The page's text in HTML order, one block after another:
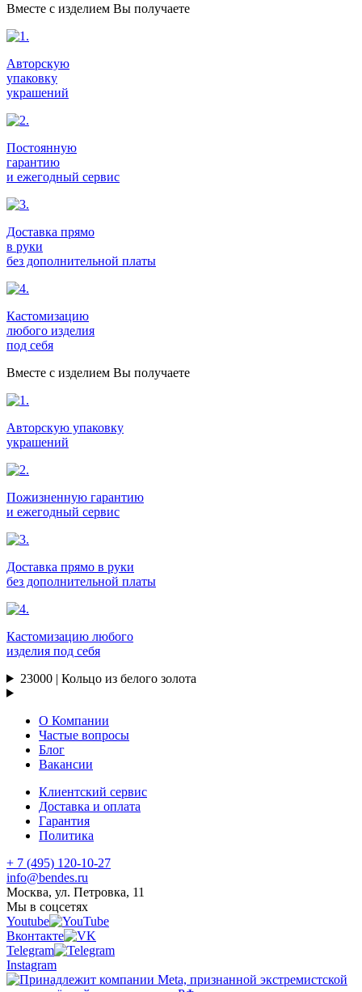
Вместе с изделием Вы получаете
Авторскую
упаковку
украшений
Постоянную
гарантию
и ежегодный сервис
Доставка прямо
в руки
без дополнительной платы
Кастомизацию
любого изделия
под себя
Вместе с изделием Вы получаете
Авторскую упаковку
украшений
Пожизненную гарантию
и ежегодный сервис
Доставка прямо в руки
без дополнительной платы
Кастомизацию любого
изделия под себя
23000 | Кольцо из белого золота
О Компании
Частые вопросы
Блог
Вакансии
Клиентский сервис
Доставка и оплата
Гарантия
Политика
+ 7 (495) 120-10-27
info@bendes.ru
Москва, ул. Петровка, 11
Мы в соцсетях
Youtube
Вконтакте
Telegram
Instagram